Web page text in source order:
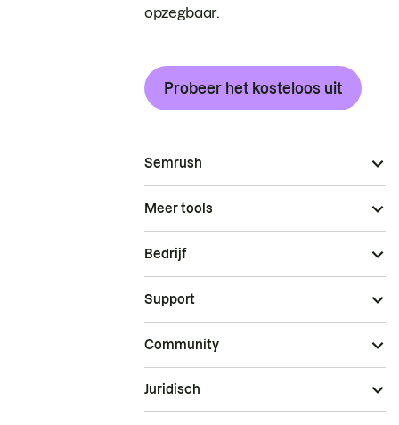
opzegbaar.
Probeer het kosteloos uit
Semrush
Meer tools
Bedrijf
Support
Community
Juridisch